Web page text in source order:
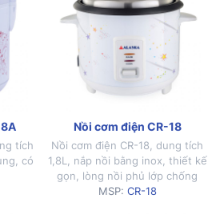
tích
có
Nồi cơm điện CR-18
Nồi cơm điện CR-18, dung tích
1,8L, nắp nồi bằng inox, thiết kế
gọn, lòng nồi phủ lớp chống
dính cao cấp
MSP: CR-18